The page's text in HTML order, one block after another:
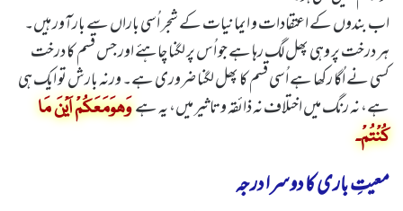
اب بندوں کے اعتقادات و ایمانیات کے شجر اُسی باراں سے بارآور ہیں۔
ہر درخت پر وہی پھل لگ رہا ہے جو اُس پر لگنا چاہئے اور جس قسم کا درخت
کسی نے اُگا رکھا ہے اُسی قسم کا پھل لگنا ضروری ہے۔ ورنہ بارش تو ایک ہی
ہے، نہ رنگ میں اختلاف نہ ذائقہ و تاثیر میں، یہ ہےوَھوَمَعَکُمْ اَیْنَ مَا
کُنْتُمْ۔
معیتِ باری کا دوسرا درجہ